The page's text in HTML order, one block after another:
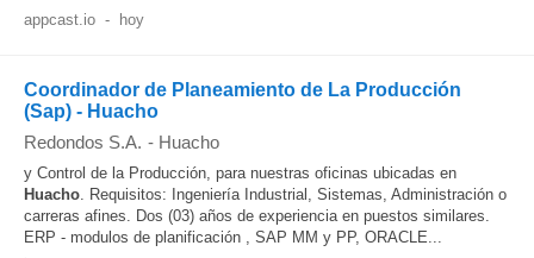
appcast.io - hoy
Coordinador de Planeamiento de La Producción
(Sap) - Huacho
Redondos S.A. - Huacho
y Control de la Producción, para nuestras oficinas ubicadas en
Huacho. Requisitos: Ingeniería Industrial, Sistemas, Administración o
carreras afines. Dos (03) años de experiencia en puestos similares.
ERP - modulos de planificación , SAP MM y PP, ORACLE...